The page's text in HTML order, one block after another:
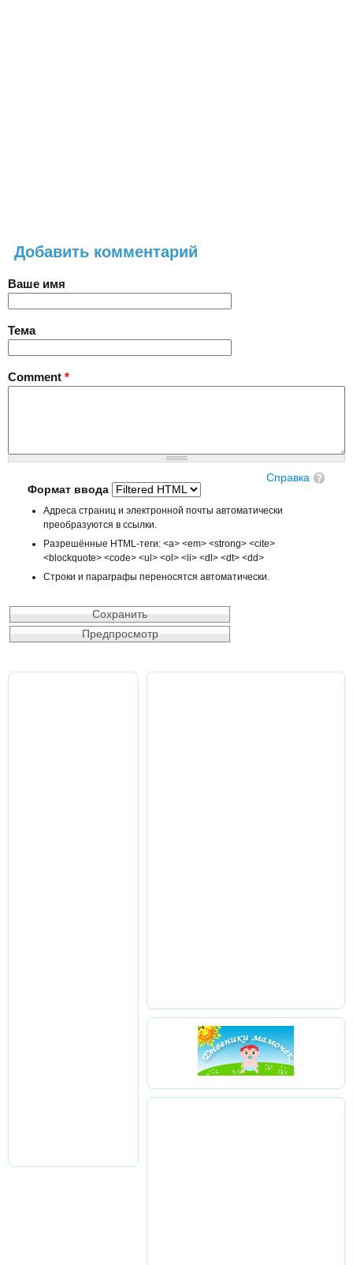
Добавить комментарий
Ваше имя
Тема
Comment *
Справка
Формат ввода
Адреса страниц и электронной почты автоматически
преобразуются в ссылки.
Разрешённые HTML-теги: <a> <em> <strong> <cite>
<blockquote> <code> <ul> <ol> <li> <dl> <dt> <dd>
Строки и параграфы переносятся автоматически.